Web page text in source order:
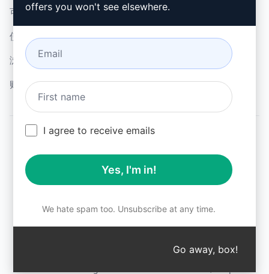
可接受使用政策 (en)
使用条款 (en)
浏览器扩展术语 (en)
账单条款 (en)
谷歌浏览器 (en)
微软边缘 (en)
All logos, trademarks, and registered trademarks are the
property of their respective owners.
AIPRM and other related brand names are registered
laws.
Unauthorized trademark use is prohibited, and may be a
violation of federal and state trademark laws. ↑
offers you won't see elsewhere.
I agree to receive emails
Yes, I'm in!
We hate spam too. Unsubscribe at any time.
Go away, box!